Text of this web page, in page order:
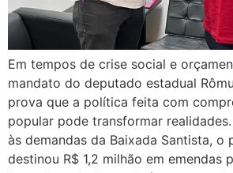
Em tempos de crise social e
mandato do deputado estadual
prova que a política feita com
popular pode transformar
às demandas da Baixada Santista, o
destinou R$ 1,2 milhão em emendas